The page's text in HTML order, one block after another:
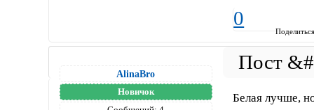
0
AlinaBro
Новичок
Белая лучше,